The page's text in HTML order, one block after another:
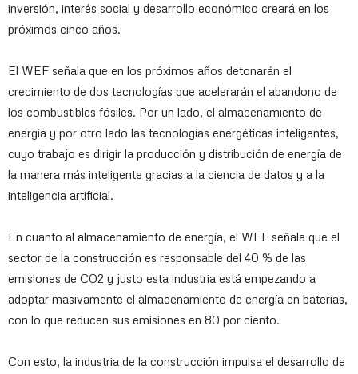
inversión, interés social y desarrollo económico creará en los
próximos cinco años.
El WEF señala que en los próximos años detonarán el
crecimiento de dos tecnologías que acelerarán el abandono de
los combustibles fósiles. Por un lado, el almacenamiento de
energía y por otro lado las tecnologías energéticas inteligentes,
cuyo trabajo es dirigir la producción y distribución de energía de
la manera más inteligente gracias a la ciencia de datos y a la
inteligencia artificial.
En cuanto al almacenamiento de energía, el WEF señala que el
sector de la construcción es responsable del 40 % de las
emisiones de CO2 y justo esta industria está empezando a
adoptar masivamente el almacenamiento de energía en baterías,
con lo que reducen sus emisiones en 80 por ciento.
Con esto, la industria de la construcción impulsa el desarrollo de